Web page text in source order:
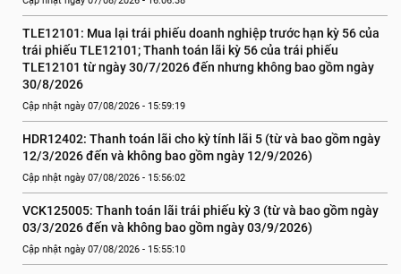
TLE12101: Mua lại trái phiếu doanh nghiệp trước hạn kỳ 56 của
trái phiếu TLE12101; Thanh toán lãi kỳ 56 của trái phiếu
TLE12101 từ ngày 30/7/2026 đến nhưng không bao gồm ngày
30/8/2026
Cập nhật ngày 07/08/2026 - 15:59:19
HDR12402: Thanh toán lãi cho kỳ tính lãi 5 (từ và bao gồm ngày
12/3/2026 đến và không bao gồm ngày 12/9/2026)
Cập nhật ngày 07/08/2026 - 15:56:02
VCK125005: Thanh toán lãi trái phiếu kỳ 3 (từ và bao gồm ngày
03/3/2026 đến và không bao gồm ngày 03/9/2026)
Cập nhật ngày 07/08/2026 - 15:55:10